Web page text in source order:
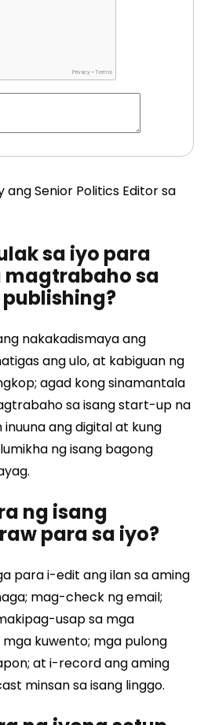
ang Senior Politics Editor sa
sa iyo para
sa
nakakadismaya ang
ang ulo, at kabiguan ng
agad kong sinamantala
sa isang start-up na
ang digital at kung
ng isang bagong
ng isang
para sa iyo?
para i-edit ang ilan sa aming
mag-check ng email;
usap sa mga
kuwento; mga pulong
at i-record ang aming
minsan sa isang linggo.